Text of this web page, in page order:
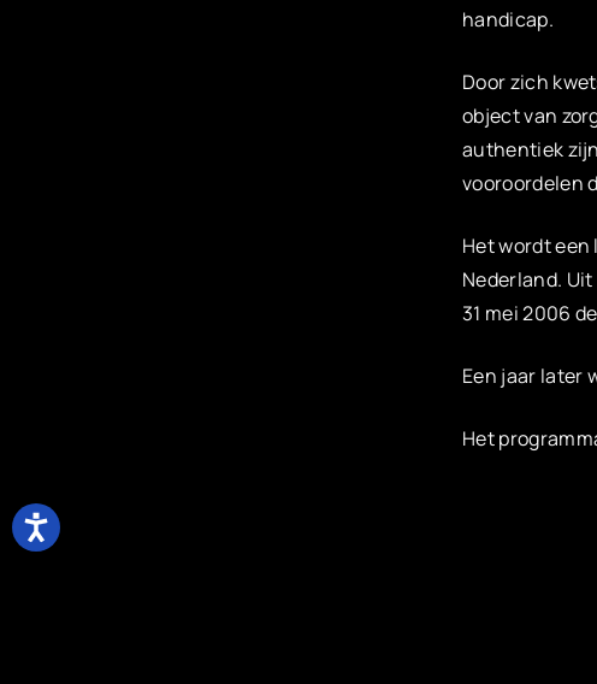
handicap.
Door zich
object van
authentiek
vooroordelen
Het wordt
Nederland.
31 mei 2006
Een jaar later
Het